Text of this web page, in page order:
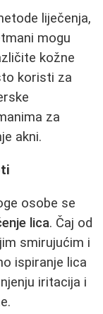
liječenja,
mogu
kožne
koristi za
za
akni.
osobe se
lica. Čaj od
smirujućim i
ispiranje lica
iritacija i